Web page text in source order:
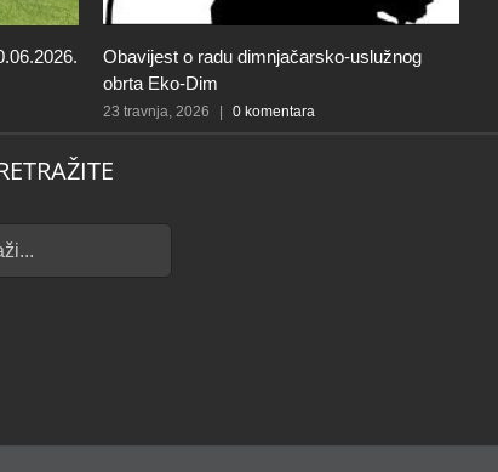
Obavijest o radu dimnjačarsko-uslužnog
obrta Eko-Dim
23 travnja, 2026 0 komentara